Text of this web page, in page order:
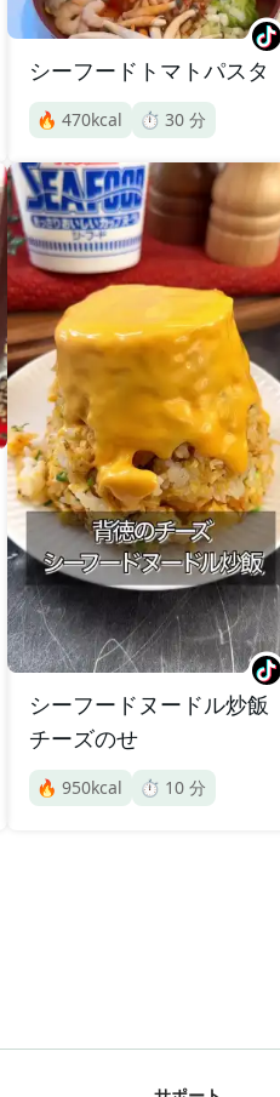
シーフードトマトパスタ
🔥 470kcal ⏱️ 30 分
シーフードヌードル炒飯
チーズのせ
🔥 950kcal ⏱️ 10 分